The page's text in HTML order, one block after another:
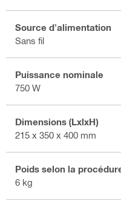
Source d'alimentation
Sans fil
Puissance nominale
750 W
Dimensions (LxlxH)
215 x 350 x 400 mm
Poids selon la
6 kg